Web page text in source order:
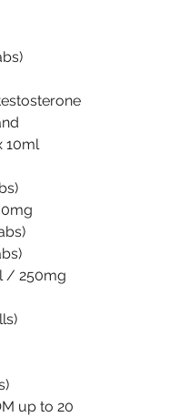
10ml
/ 250mg
up to 20